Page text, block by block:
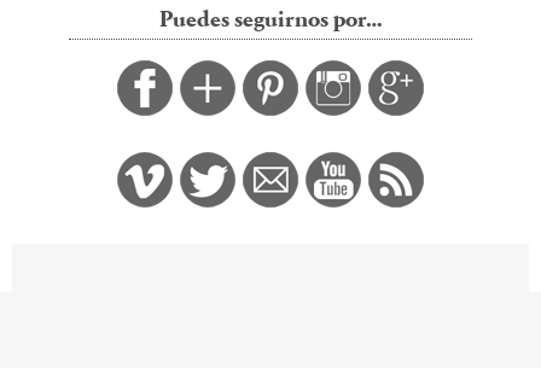
Puedes seguirnos por…